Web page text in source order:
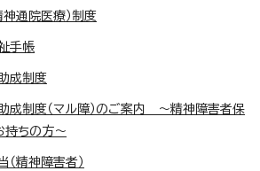
神通院医療）制度
手帳
成制度
成制度（マル障）のご案内 ～精神障害者保
持ちの方～
精神障害者）